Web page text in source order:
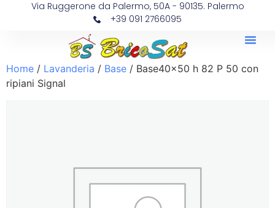
Via Ruggerone da Palermo, 50A - 90135. Palermo
+39 091 2766095
Home / Lavanderia / Base / Base40x50 h 82 P 50 con
ripiani Signal